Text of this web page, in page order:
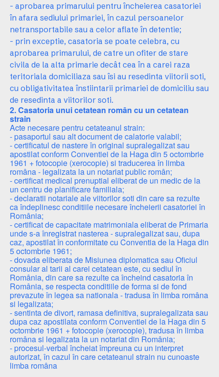
- aprobarea primarului pentru încheierea casatoriei
în afara sediului primariei, în cazul persoanelor
netransportabile sau a celor aflate în detentie;
- prin exceptie, casatoria se poate celebra, cu
aprobarea primarului, de catre un ofiter de stare
civila de la alta primarie decât cea în a carei raza
teritoriala domiciliaza sau îsi au resedinta viitorii soti,
cu obligativitatea înstiintarii primariei de domiciliu sau
de resedinta a viitorilor soti.
2. Casatoria unui cetatean român cu un cetatean
strain
Acte necesare pentru cetateanul strain:
- pasaportul sau alt document de calatorie valabil;
- certificatul de nastere în original supralegalizat sau
apostilat conform Conventiei de la Haga din 5 octombrie
1961 + fotocopie (xerocopie) si traducerea în limba
româna - legalizata la un notariat public român;
- certificat medical prenuptial eliberat de un medic de la
un centru de planificare familiala;
- declaratii notariale ale viitorilor soti din care sa rezulte
ca îndeplinesc conditiile necesare încheierii casatoriei în
România;
- certificat de capacitate matrimoniala eliberat de Primaria
unde s-a înregistrat nasterea - supralegalizat sau, dupa
caz, apostilat în conformitate cu Conventia de la Haga din
5 octombrie 1961;
- dovada eliberata de Misiunea diplomatica sau Oficiul
consular al tarii al carei cetatean este, cu sediul în
România, din care sa rezulte ca încheind casatoria în
România, se respecta conditiile de forma si de fond
prevazute în legea sa nationala - tradusa în limba româna
si legalizata;
- sentinta de divort, ramasa definitiva, supralegalizata sau
dupa caz apostilata conform Conventiei de la Haga din 5
octombrie 1961 + fotocopie (xerocopie), tradusa în limba
româna si legalizata la un notariat din România;
- procesul-verbal încheiat împreuna cu un interpret
autorizat, în cazul în care cetateanul strain nu cunoaste
limba româna